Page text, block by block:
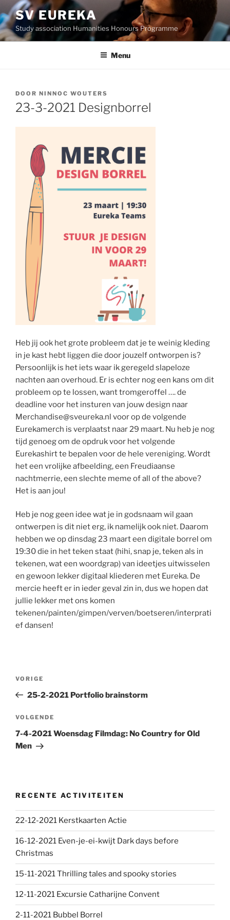
naar
de
inhoud
SV EUREKA
Study association Humanities Honours Programme
Menu
GEPLAATST
OP
DOOR NINNOC WOUTERS
23-3-2021 Designborrel
Heb jij ook het grote probleem dat je te weinig kleding
in je kast hebt liggen die door jouzelf ontworpen is?
Persoonlijk is het iets waar ik geregeld slapeloze
nachten aan overhoud. Er is echter nog een kans om dit
probleem op te lossen, want tromgeroffel …. de
deadline voor het insturen van jouw design naar
Merchandise@sveureka.nl voor op de volgende
Eurekamerch is verplaatst naar 29 maart. Nu heb je nog
tijd genoeg om de opdruk voor het volgende
Eurekashirt te bepalen voor de hele vereniging. Wordt
het een vrolijke afbeelding, een Freudiaanse
nachtmerrie, een slechte meme of all of the above?
Het is aan jou!
Heb je nog geen idee wat je in godsnaam wil gaan
ontwerpen is dit niet erg, ik namelijk ook niet. Daarom
hebben we op dinsdag 23 maart een digitale borrel om
19:30 die in het teken staat (hihi, snap je, teken als in
tekenen, wat een woordgrap) van ideetjes uitwisselen
en gewoon lekker digitaal kliederen met Eureka. De
mercie heeft er in ieder geval zin in, dus we hopen dat
jullie lekker met ons komen
tekenen/painten/gimpen/verven/boetseren/interprati
ef dansen!
Bericht
Vorig
bericht
VORIGE
25-2-2021 Portfolio brainstorm
Volgend
bericht
VOLGENDE
7-4-2021 Woensdag Filmdag: No Country for Old
Men
RECENTE ACTIVITEITEN
22-12-2021 Kerstkaarten Actie
16-12-2021 Even-je-ei-kwijt Dark days before
Christmas
15-11-2021 Thrilling tales and spooky stories
12-11-2021 Excursie Catharijne Convent
2-11-2021 Bubbel Borrel